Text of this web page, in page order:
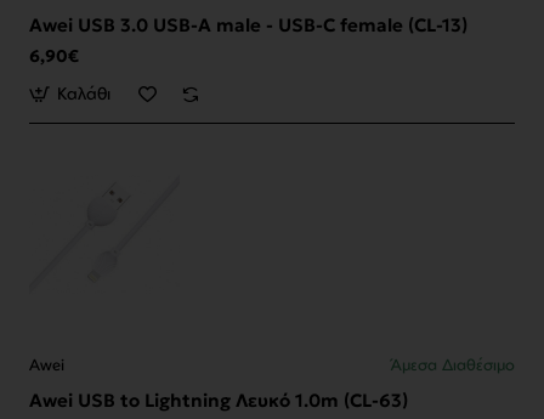
Awei USB 3.0 USB-A male - USB-C female (CL-13)
6,90€
Καλάθι
Awei Άμεσα Διαθέσιμο
Awei USB to Lightning Λευκό 1.0m (CL-63)